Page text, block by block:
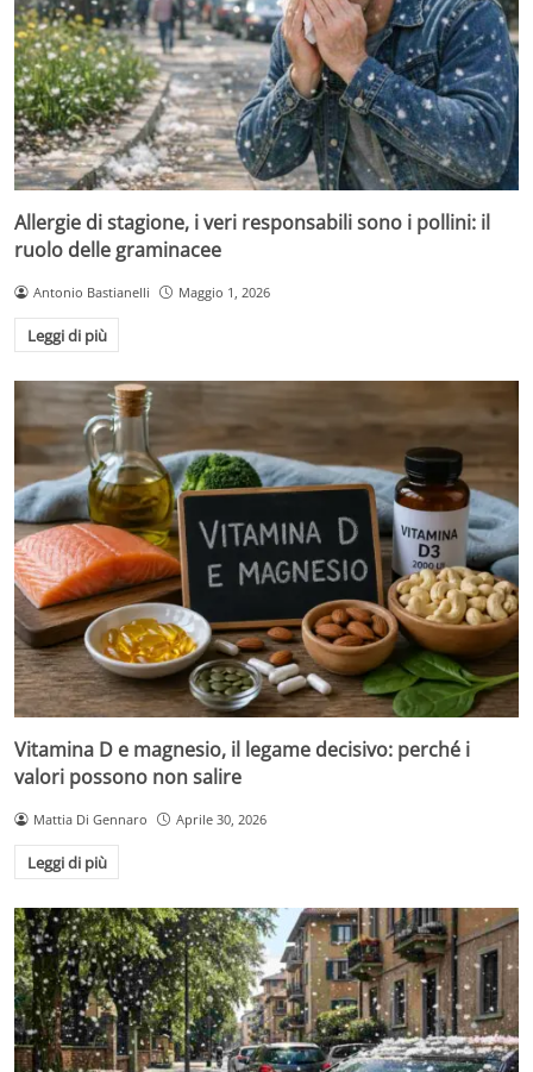
Allergie di stagione, i veri responsabili sono i pollini: il
ruolo delle graminacee
Antonio Bastianelli Maggio 1, 2026
Leggi di più
Vitamina D e magnesio, il legame decisivo: perché i
valori possono non salire
Mattia Di Gennaro Aprile 30, 2026
Leggi di più